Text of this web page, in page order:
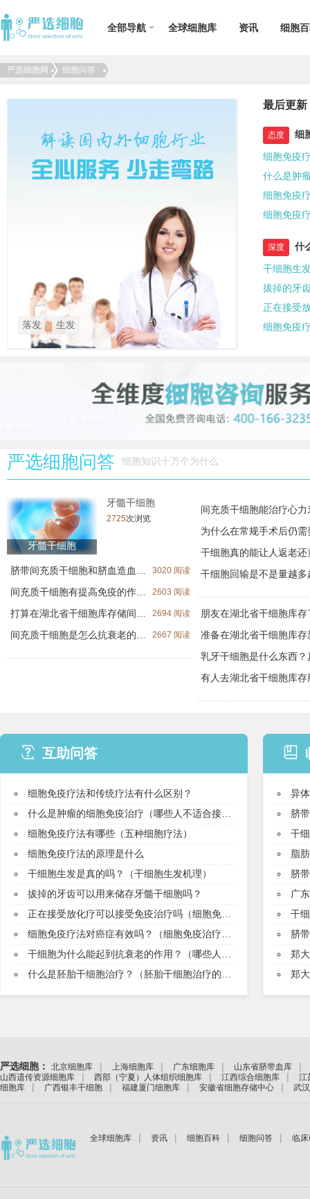
全部导航
名词释义
脂肪干细胞
你真的了解
DNA吗？诠释
DNA的前世今
生
单能干细胞
溃疡性结肠炎 肝
帕金森病
肺
全球细胞库 资讯 细胞
严选细胞网 细胞问答
落发 生发
最后更新
态度
细
细胞免疫
什么是肿
细胞免疫
细胞免疫
深度
什
干细胞生
拔掉的牙
正在接受
细胞免疫
严选细胞问答 细胞知识十万个为什么
牙髓干细胞
牙髓干细胞
2725次浏览
3020 阅读
2603 阅读
2694 阅读
2667 阅读
间充质干细胞能治疗心力
互助问答
细胞免疫疗法和传统疗法有什么区别？
什么是肿瘤的细胞免疫治疗（哪些人不适合接受免疫治疗）
细胞免疫疗法有哪些（五种细胞疗法）
细胞免疫疗法的原理是什么
干细胞生发是真的吗？（干细胞生发机理）
拔掉的牙齿可以用来储存牙髓干细胞吗？
正在接受放化疗可以接受免疫治疗吗（细胞免疫该不该做）
细胞免疫疗法对癌症有效吗？（细胞免疫治疗需要几个周期）
干细胞为什么能起到抗衰老的作用？（哪些人适合打干细胞抗衰老）
什么是胚胎干细胞治疗？（胚胎干细胞治疗的优势）
异体
脐带
干
脂
脐
广
干细
脐带
郑
郑
严选细胞： 北京细胞库 | 上海细胞库 | 广东细胞库 | 山东省脐带血库 |
山西遗传资源细胞库 | 西部（宁夏）人体组织细胞库 | 江西综合细胞库 |
江
细胞库
| 广西银丰干细胞 | 福建厦门细胞库 | 安徽省细胞存储中心 | 武
全球细胞库 | 资讯 | 细胞百科 | 细胞问答 | 临